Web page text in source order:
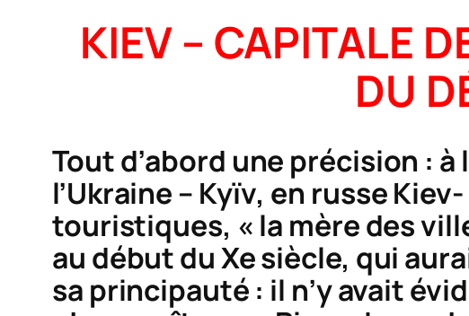
KIEV – CAPITALE
DU
Tout d’abord une précision :
l’Ukraine – Kyïv, en russe
touristiques, « la mère des
au début du Xe siècle, qui
sa principauté : il n’y avait